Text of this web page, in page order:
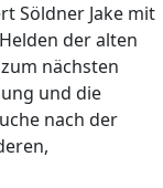
Söldner Jake mit
der alten
nächsten
und die
nach der